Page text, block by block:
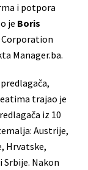
i potpora
je Boris
Manager.ba.
trajao je
iz 10
Austrije,
Hrvatske,
Srbije. Nakon